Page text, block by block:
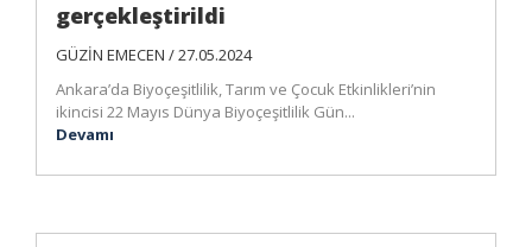
gerçekleştirildi
GÜZİN EMECEN / 27.05.2024
Ankara’da Biyoçeşitlilik, Tarım ve Çocuk Etkinlikleri’nin
ikincisi 22 Mayıs Dünya Biyoçeşitlilik Gün...
Devamı